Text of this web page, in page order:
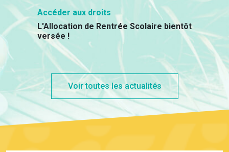
Accéder aux droits
L'Allocation de Rentrée Scolaire bientôt
versée !
Voir toutes les actualités